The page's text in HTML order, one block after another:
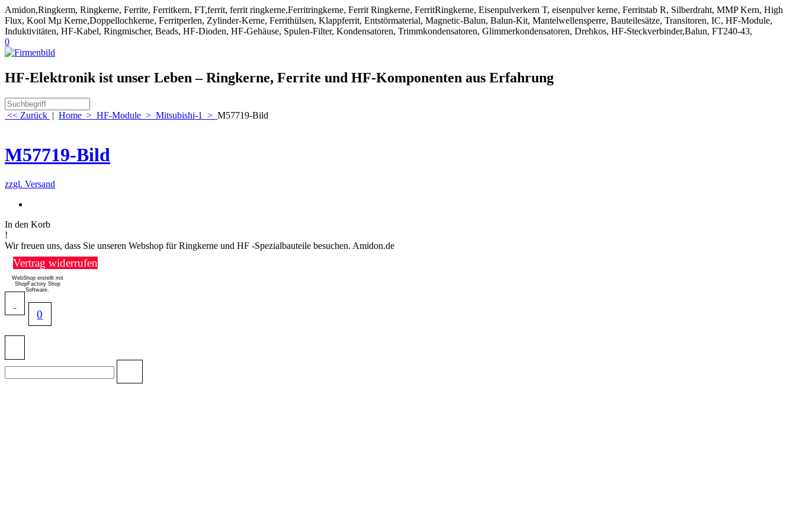
Amidon,Ringkerm, Ringkerne, Ferrite, Ferritkern, FT,ferrit, ferrit ringkerne,Ferritringkerne, Ferrit Ringkerne, FerritRingkerne, Eisenpulverkern T, eisenpulver kerne, Ferritstab R, Silberdraht, MMP Kern, High
Flux, Kool Mµ Kerne,Doppellochkerne, Ferritperlen, Zylinder-Kerne, Ferrithülsen, Klappferrit, Entstörmaterial, Magnetic-Balun, Balun-Kit, Mantelwellensperre, Bauteilesätze, Transitoren, IC, HF-Module,
Induktivitäten, HF-Kabel, Ringmischer, Beads, HF-Dioden, HF-Gehäuse, Spulen-Filter, Kondensatoren, Trimmkondensatoren, Glimmerkondensatoren, Drehkos, HF-Steckverbinder,Balun, FT240-43,
0
HF-Elektronik ist unser Leben – Ringkerne, Ferrite und HF-Komponenten aus Erfahrung
<< Zurück | Home > HF-Module > Mitsubishi-1 > M57719-Bild
M57719-Bild
zzgl. Versand
In den Korb
!
Wir freuen uns, dass Sie unseren Webshop für Ringkerne und HF -Spezialbauteile besuchen. Amidon.de
Vertrag widerrufen
WebShop erstellt mit
ShopFactory Shop
Software.
0